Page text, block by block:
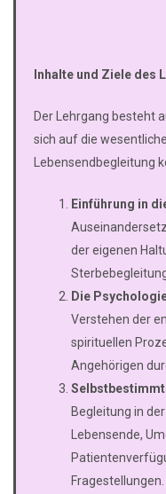
Inhalte und Ziele des
Der Lehrgang besteht
sich auf die
Lebensendbegleitung
Einführung in
der eigenen
Die
Verstehen der
spirituellen
Angehörigen
Begleitung in
Lebensende,
Fragestellungen.